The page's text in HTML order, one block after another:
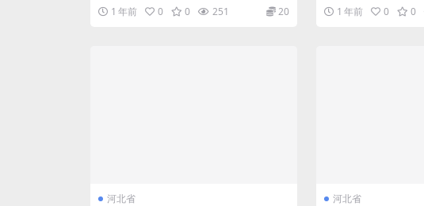
1 年前
0 0 251 20
1 年前
0 0
河北省 河北省